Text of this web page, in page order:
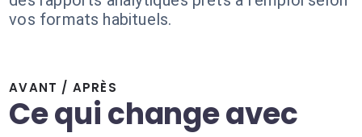
vos formats habituels.
AVANT / APRÈS
Ce qui change avec